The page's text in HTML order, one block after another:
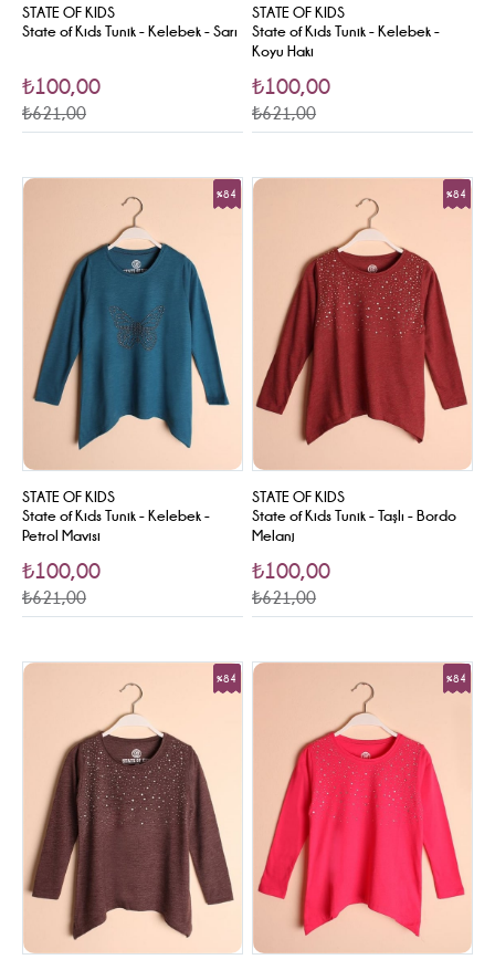
STATE OF KIDS
State of Kids Tunik - Kelebek - Sarı
₺100,00
₺621,00
STATE OF KIDS
State of Kids Tunik - Kelebek -
Koyu Haki
₺100,00
₺621,00
STATE OF KIDS
State of Kids Tunik - Kelebek -
Petrol Mavisi
₺100,00
₺621,00
%84
STATE OF KIDS
State of Kids Tunik - Taşlı - Bordo
Melanj
₺100,00
₺621,00
%84
%84 %84